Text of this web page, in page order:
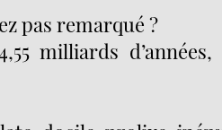
pas remarqué ?
milliards